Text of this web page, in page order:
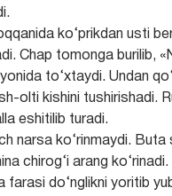
ko‘prikdan usti
Chap tomonga burilib,
to‘xtaydi. Undan qo‘li
olti kishini tushirishadi.
eshitilib turadi.
narsa ko‘rinmaydi. Buta
chirog‘i arang ko‘rinadi.
farasi do‘nglikni yoritib